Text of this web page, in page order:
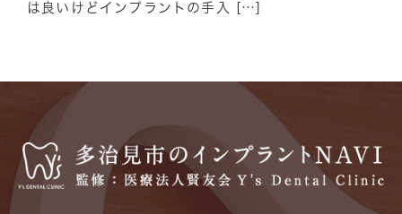
は良いけどインプラントの手入 […]